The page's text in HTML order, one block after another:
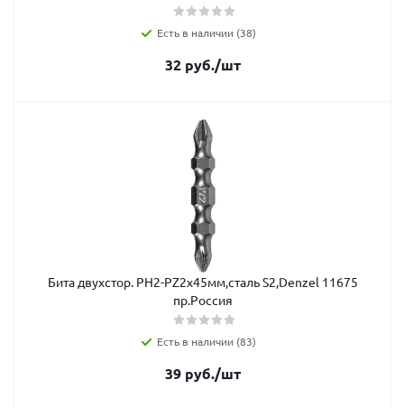
Есть в наличии (38)
32 руб./шт
Бита двухстор. РH2-PZ2х45мм,сталь S2,Denzel 11675
пр.Россия
Есть в наличии (83)
39 руб./шт